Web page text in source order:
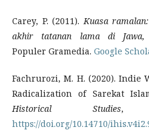
Carey, P. (2011). Kuasa
akhir tatanan lama di Jawa,
Populer Gramedia. Google
Fachrurozi, M. H. (2020). Indie
Radicalization of Sarekat
Historical Studies
https://doi.org/10.14710/